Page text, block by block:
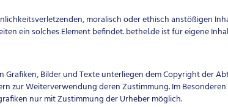
moralisch oder ethisch anstößigen
ein solches Element befindet. bethel.de ist für eigene
Grafiken, Bilder und Texte unterliegen dem Copyright der
zur Weiterverwendung deren Zustimmung. Im
nur mit Zustimmung der Urheber möglich.